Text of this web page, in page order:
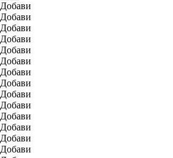
Добави
Добави
Добави
Добави
Добави
Добави
Добави
Добави
Добави
Добави
Добави
Добави
Добави
Добави